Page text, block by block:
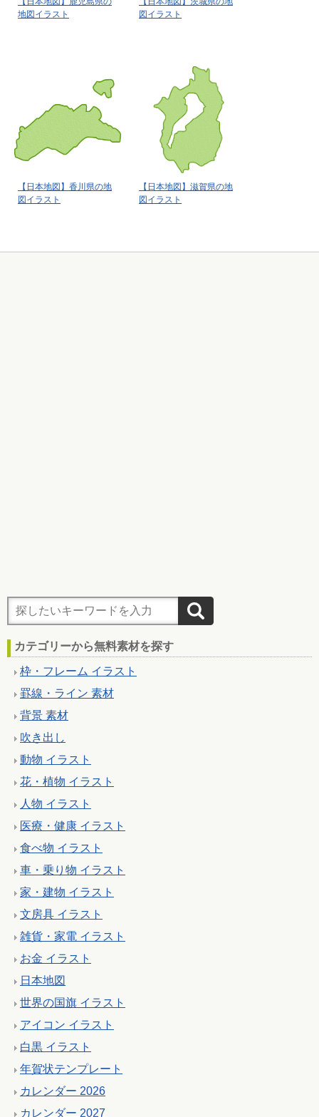
地図イラスト
図イラスト
【日本地図】香川県の地
図イラスト
【日本地図】滋賀県の地
図イラスト
カテゴリーから無料素材を探す
枠・フレーム イラスト
罫線・ライン 素材
背景 素材
吹き出し
動物 イラスト
花・植物 イラスト
人物 イラスト
医療・健康 イラスト
食べ物 イラスト
車・乗り物 イラスト
家・建物 イラスト
文房具 イラスト
雑貨・家電 イラスト
お金 イラスト
日本地図
世界の国旗 イラスト
アイコン イラスト
白黒 イラスト
年賀状テンプレート
カレンダー 2026
カレンダー 2027